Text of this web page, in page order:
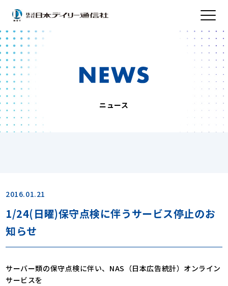
ニュース
2016.01.21
1/24(日曜)保守点検に伴うサービス停止のお
知らせ
サーバー類の保守点検に伴い、NAS（日本広告統計）オンライン
サービスを